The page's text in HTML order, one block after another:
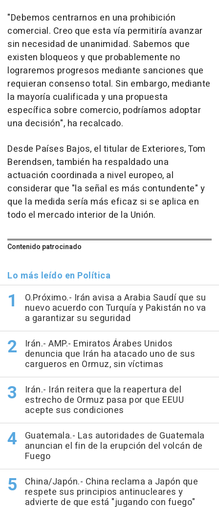
"Debemos centrarnos en una prohibición
comercial. Creo que esta vía permitiría avanzar
sin necesidad de unanimidad. Sabemos que
existen bloqueos y que probablemente no
lograremos progresos mediante sanciones que
requieran consenso total. Sin embargo, mediante
la mayoría cualificada y una propuesta
específica sobre comercio, podríamos adoptar
una decisión", ha recalcado.
Desde Países Bajos, el titular de Exteriores, Tom
Berendsen, también ha respaldado una
actuación coordinada a nivel europeo, al
considerar que "la señal es más contundente" y
que la medida sería más eficaz si se aplica en
todo el mercado interior de la Unión.
Contenido patrocinado
Lo más leído en Política
O.Próximo.- Irán avisa a Arabia Saudí que su
nuevo acuerdo con Turquía y Pakistán no va
a garantizar su seguridad
Irán.- AMP.- Emiratos Árabes Unidos
denuncia que Irán ha atacado uno de sus
cargueros en Ormuz, sin víctimas
Irán.- Irán reitera que la reapertura del
estrecho de Ormuz pasa por que EEUU
acepte sus condiciones
Guatemala.- Las autoridades de Guatemala
anuncian el fin de la erupción del volcán de
Fuego
China/Japón.- China reclama a Japón que
respete sus principios antinucleares y
advierte de que está "jugando con fuego"